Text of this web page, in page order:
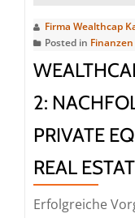
54
Firma Wealthcap
Posted in
2:
PRIVATE
REAL
Erfolgreiche